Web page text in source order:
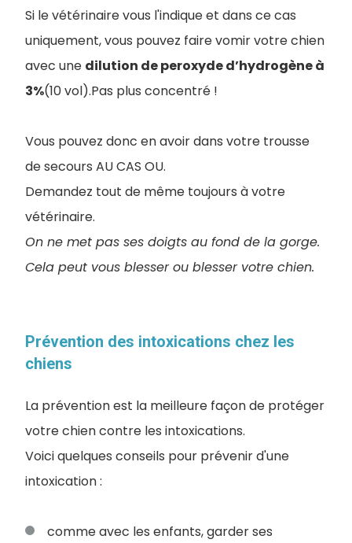
Si le vétérinaire vous l'indique et dans ce cas
uniquement, vous pouvez faire vomir votre chien
avec une dilution de peroxyde d’hydrogène à
3%(10 vol).Pas plus concentré !
Vous pouvez donc en avoir dans votre trousse
de secours AU CAS OU.
Demandez tout de même toujours à votre
vétérinaire.
On ne met pas ses doigts au fond de la gorge.
Cela peut vous blesser ou blesser votre chien.
Prévention des intoxications chez les
chiens
La prévention est la meilleure façon de protéger
votre chien contre les intoxications.
Voici quelques conseils pour prévenir d'une
intoxication :
comme avec les enfants, garder ses